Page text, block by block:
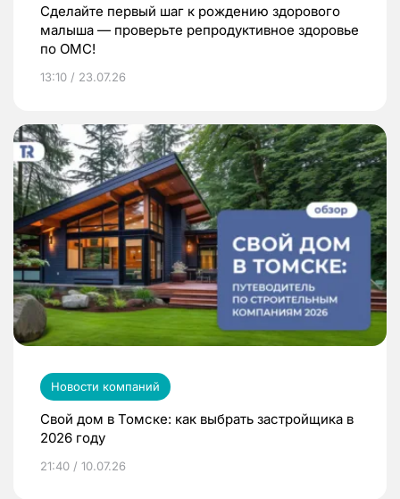
Сделайте первый шаг к рождению здорового
малыша — проверьте репродуктивное здоровье
по ОМС!
13:10 / 23.07.26
Новости компаний
Свой дом в Томске: как выбрать застройщика в
2026 году
21:40 / 10.07.26